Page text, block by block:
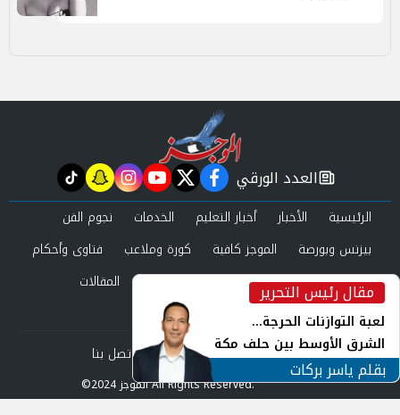
مقال رئيس التحرير
لعبة التوازنات الحرجة...
الشرق الأوسط بين حلف مكة
ورياح طهران
بقلم ياسر بركات
newspaper
العدد الورقي facebook
twitter
youtube
instagram
snapchat
tiktok
الرئيسية الأخبار أخبار التعليم الخدمات
نجوم الفن
بيزنس وبورصة
الموجز كافية كورة وملاعب
فتاوى وأحكام
صحة وجمال
عرب وعالم حوادث ومحاكم
المقالات
العدد الورقي
من نحن
سياسة الخصوصية اتصل بنا
©2024 الموجز All Rights Reserved.